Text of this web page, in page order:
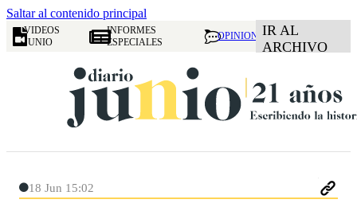
Saltar al contenido principal
VIDEOS
JUNIO
INFORMES
ESPECIALES
OPINION IR AL
ARCHIVO
18 Jun 15:02